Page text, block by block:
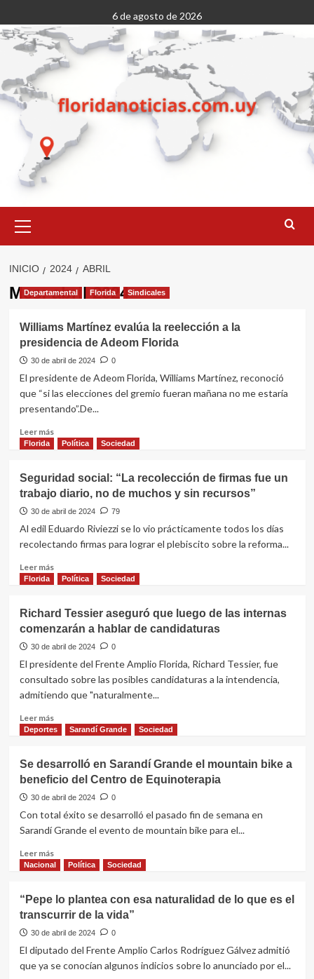
al
contenido
6 de agosto de 2026
primario
INICIO 2024 ABRIL
Mes:abril 2024
Departamental Florida Sindicales
Williams Martínez evalúa la reelección a la
presidencia de Adeom Florida
30 de abril de 2024 0
El presidente de Adeom Florida, Williams Martínez, reconoció
que “si las elecciones del gremio fueran mañana no me estaría
presentando”.De...
Leer másLeer
más
Martínez
evalúa
la
reelección
la
de
Florida Política Sociedad
Seguridad social: “La recolección de firmas fue un
trabajo diario, no de muchos y sin recursos”
30 de abril de 2024 79
Al edil Eduardo Riviezzi se lo vio prácticamente todos los días
recolectando firmas para lograr el plebiscito sobre la reforma...
Leer másLeer
más
social:
“La
recolección
de
fue
un
diario,
no
muchos
y
Florida Política Sociedad
Richard Tessier aseguró que luego de las internas
comenzarán a hablar de candidaturas
30 de abril de 2024 0
El presidente del Frente Amplio Florida, Richard Tessier, fue
consultado sobre las posibles candidaturas a la intendencia,
admitiendo que "naturalmente...
Leer másLeer
más
Tessier
aseguró
que
luego
las
comenzarán
de
candidaturas
Deportes Sarandí Grande Sociedad
Se desarrolló en Sarandí Grande el mountain bike a
beneficio del Centro de Equinoterapia
30 de abril de 2024 0
Con total éxito se desarrolló el pasado fin de semana en
Sarandí Grande el evento de mountain bike para el...
Leer másLeer
más
desarrolló
en
Sarandí
Grande
mountain
Nacional Política Sociedad
“Pepe lo plantea con esa naturalidad de lo que es el
transcurrir de la vida”
30 de abril de 2024 0
El diputado del Frente Amplio Carlos Rodríguez Gálvez admitió
que ya se conocían algunos indicios sobre lo anunciado por el...